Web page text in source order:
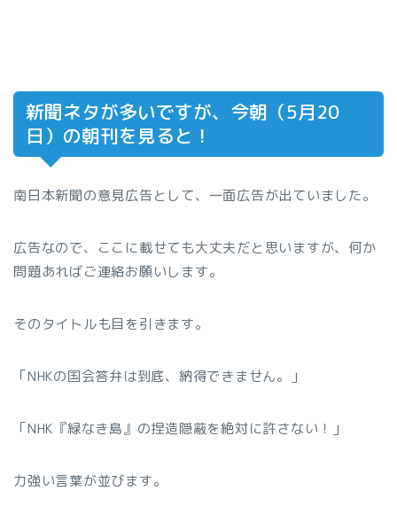
新聞ネタが多いですが、今朝（5月20
日）の朝刊を見ると！
南日本新聞の意見広告として、一面広告が出ていました。
広告なので、ここに載せても大丈夫だと思いますが、何か
問題あればご連絡お願いします。
そのタイトルも目を引きます。
「NHKの国会答弁は到底、納得できません。」
「NHK『緑なき島』の捏造隠蔽を絶対に許さない！」
力強い言葉が並びます。